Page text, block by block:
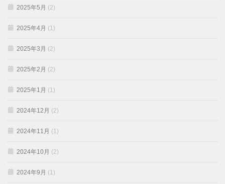
2025年5月 (2)
2025年4月 (1)
2025年3月 (2)
2025年2月 (2)
2025年1月 (1)
2024年12月 (2)
2024年11月 (1)
2024年10月 (2)
2024年9月 (1)